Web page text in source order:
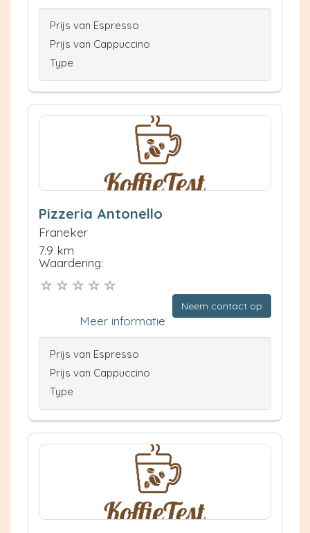
Prijs van Espresso
Prijs van Cappuccino
Type
Pizzeria Antonello
Franeker
7.9 km
Waardering:
Neem contact op
Meer informatie
Prijs van Espresso
Prijs van Cappuccino
Type